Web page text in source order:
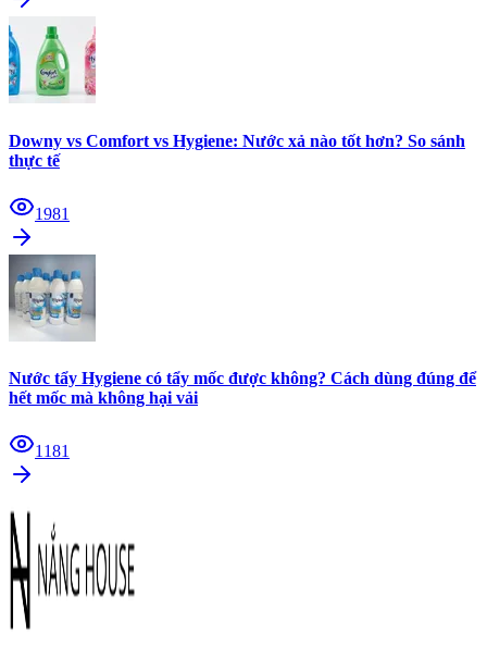
Downy vs Comfort vs Hygiene: Nước xả nào tốt hơn? So sánh
thực tế
1981
Nước tẩy Hygiene có tẩy mốc được không? Cách dùng đúng để
hết mốc mà không hại vải
1181